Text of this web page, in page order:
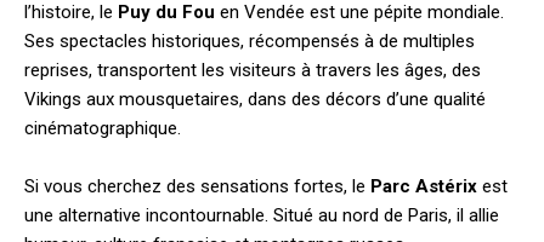
l’histoire, le Puy du Fou en Vendée est une pépite mondiale.
Ses spectacles historiques, récompensés à de multiples
reprises, transportent les visiteurs à travers les âges, des
Vikings aux mousquetaires, dans des décors d’une qualité
cinématographique.
Si vous cherchez des sensations fortes, le Parc Astérix est
une alternative incontournable. Situé au nord de Paris, il allie